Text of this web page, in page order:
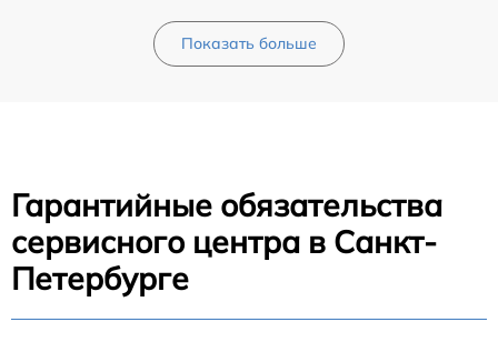
Показать больше
Гарантийные обязательства
сервисного центра в Санкт-
Петербурге